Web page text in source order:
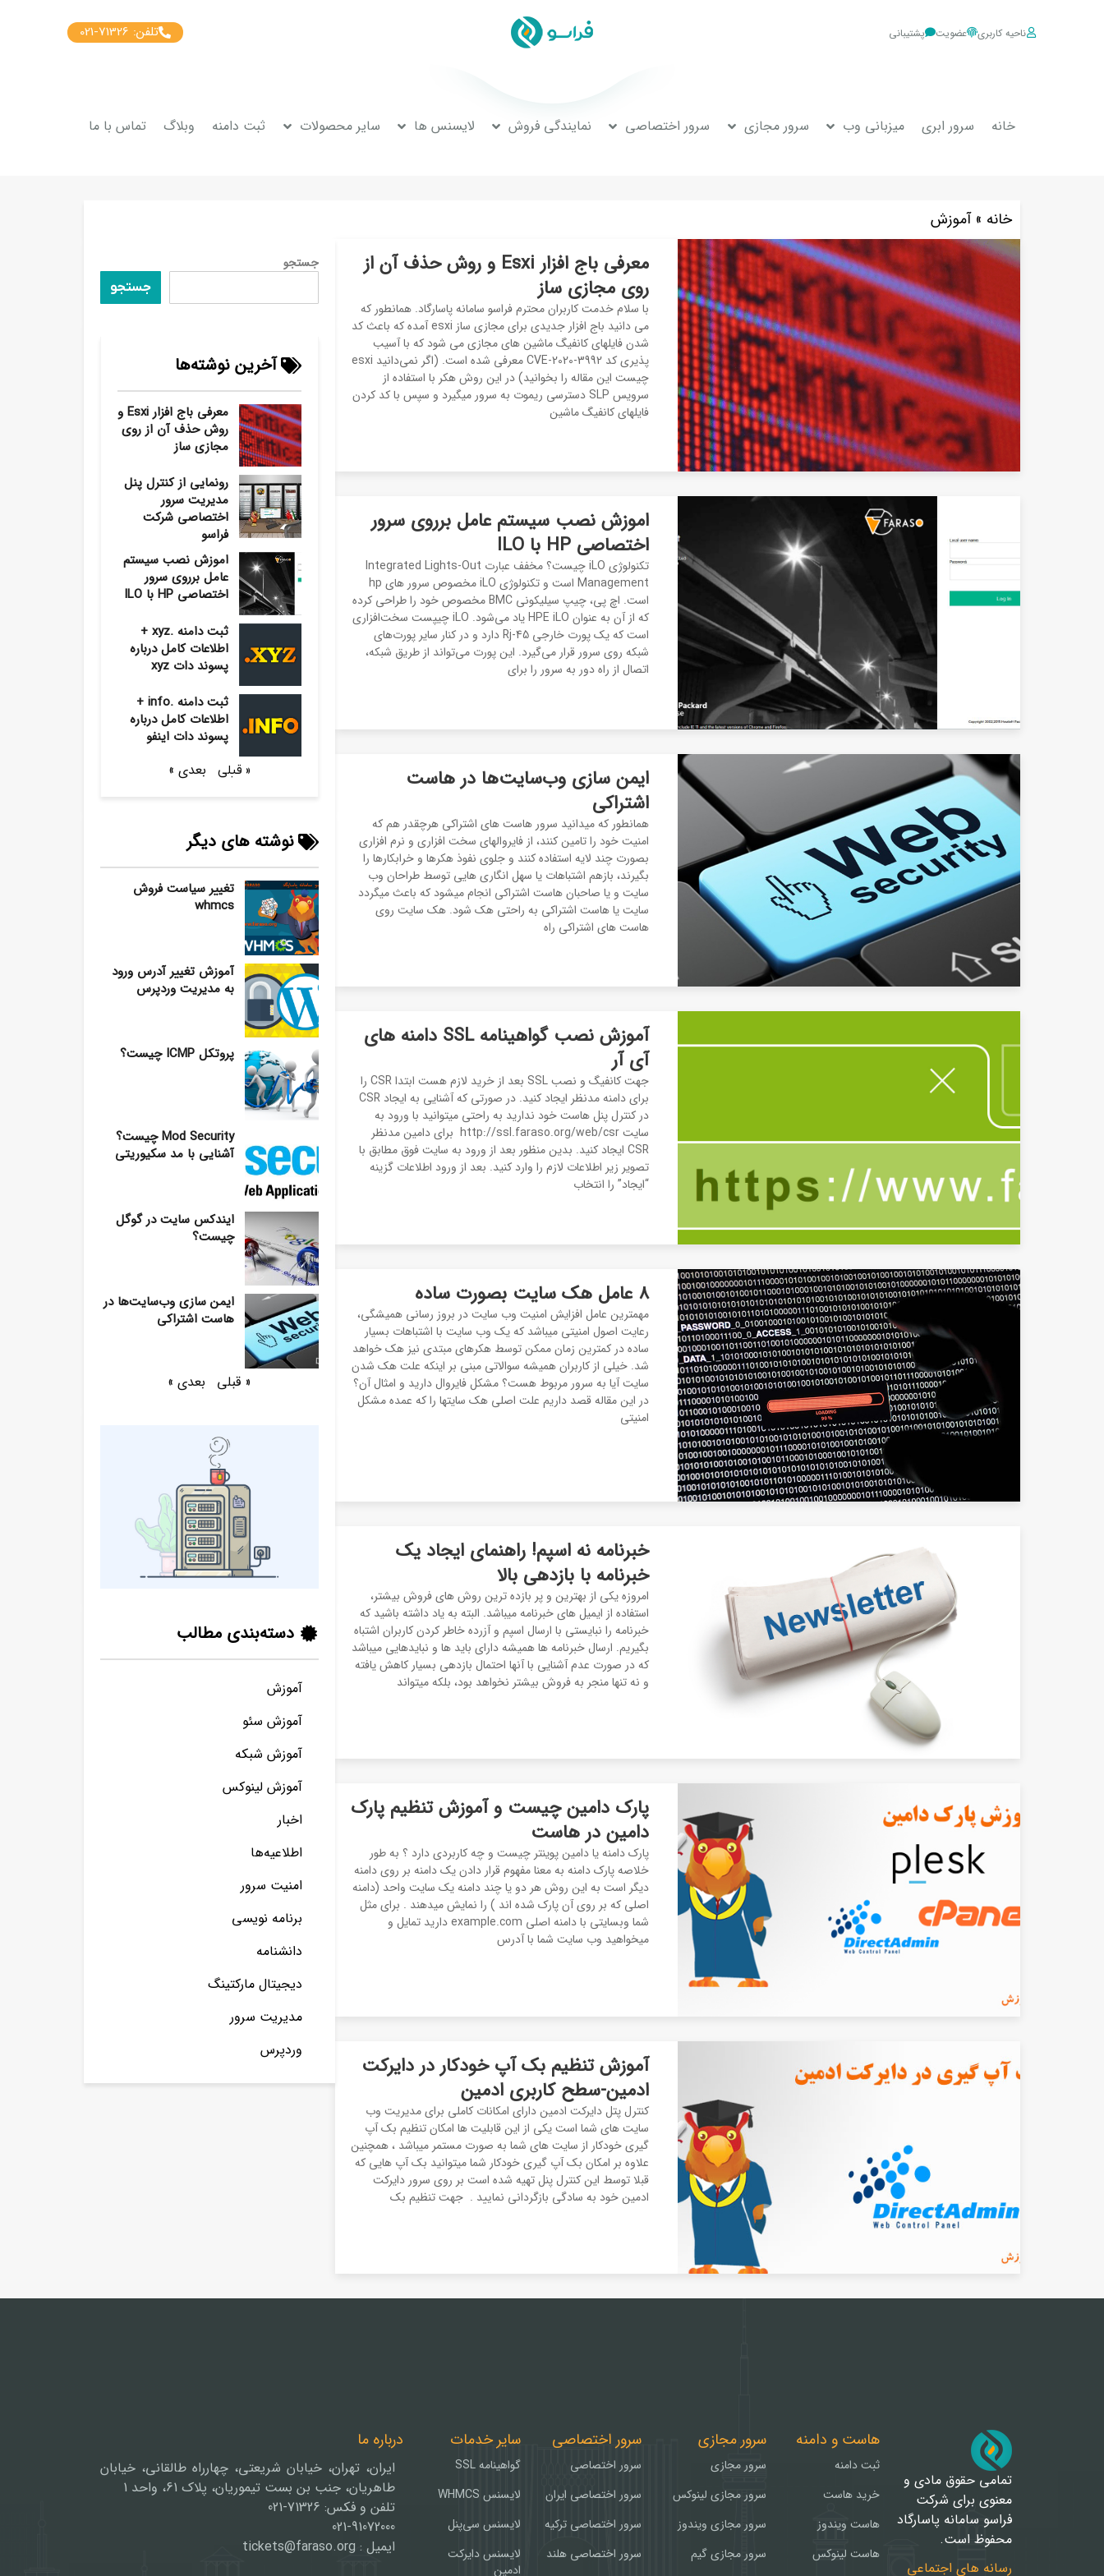
ناحیه کاربری عضویت پشتیبانی تلفن: 71326-021
خانه سرور ابری میزبانی وب سرور مجازی سرور اختصاصی نمایندگی فروش لایسنس ها سایر محصولات ثبت دامنه وبلاگ تماس با ما
خانه »آموزش
معرفی باج افزار Esxi و روش حذف آن از
روی مجازی ساز
با سلام خدمت کاربران محترم فراسو سامانه پاسارگاد. همانطور که
می دانید باج افزار جدیدی برای مجازی ساز esxi آمده که باعث کد
شدن فایلهای کانفیگ ماشین های مجازی می شود که با آسیب
پذیری کد CVE-2020-3992 معرفی شده است. (اگر نمی‌دانید esxi
چیست این مقاله را بخوانید) در این روش هکر با استفاده از
سرویس SLP دسترسی ریموت به سرور میگیرد و سپس با کد کردن
فایلهای کانفیگ ماشین
اموزش نصب سیستم عامل برروی سرور
اختصاصی HP با ILO
تکنولوژی iLO چیست؟ مخفف عبارت Integrated Lights-Out
Management است و تکنولوژی iLO مخصوص سرور های hp
است. اچ پی، چیپ سیلیکونی BMC مخصوص خود را طراحی کرده
که از آن به عنوان HPE iLO یاد می‌شود. iLO چیپست سخت‌افزاری
است که یک پورت خارجی Rj-45 دارد و در کنار سایر پورت‌های
شبکه روی سرور قرار می‌گیرد. این پورت می‌تواند از طریق شبکه،
اتصال از راه دور به سرور را برای
ایمن سازی وب‌سایت‌ها در هاست
اشتراکی
همانطور که میدانید سرور هاست های اشتراکی هرچقدر هم که
امنیت خود را تامین کنند، از فایروالهای سخت افزاری و نرم افزاری
بصورت چند لایه استفاده کنند و جلوی نفوذ هکرها و خرابکارها را
بگیرند، بازهم اشتباهات یا سهل انگاری هایی توسط طراحان وب
سایت و یا صاحبان هاست اشتراکی انجام میشود که باعث میگردد
سایت یا هاست اشتراکی به راحتی هک شود. هک سایت روی
هاست های اشتراکی راه
آموزش نصب گواهینامه SSL دامنه های
آی آر
جهت کانفیگ و نصب SSL بعد از خرید لازم هست ابتدا CSR را
برای دامنه مدنظر ایجاد کنید. در صورتی که آشنایی به ایجاد CSR
در کنترل پنل هاست خود ندارید به راحتی میتوانید با ورود به
سایت http://ssl.faraso.org/web/csr برای دامین مدنظر
CSR ایجاد کنید. بدین منظور بعد از ورود به سایت فوق مطابق با
تصویر زیر اطلاعات لازم را وارد کنید. بعد از ورود اطلاعات گزینه
“ایجاد” را انتخاب
8 عامل هک سایت بصورت ساده
مهمترین عامل افزایش امنیت وب سایت در بروز رسانی همیشگی،
رعایت اصول امنیتی میباشد که یک وب سایت با اشتباهات بسیار
ساده در کمترین زمان ممکن توسط هکرهای مبتدی نیز هک خواهد
شد. خیلی از کاربران همیشه سوالاتی مبنی بر اینکه علت هک شدن
سایت آیا به سرور مربوط هست؟ مشکل فایروال دارید و امثال آن؟
در این مقاله قصد داریم علت اصلی هک سایتها را که عمده مشکل
امنیتی
خبرنامه نه اسپم! راهنمای ایجاد یک
خبرنامه با بازدهی بالا
امروزه یکی از بهترین و پر بازده ترین روش های فروش بیشتر،
استفاده از ایمیل های خبرنامه میباشد. البته به یاد داشته باشید که
خبرنامه را نبایستی با ارسال اسپم و آزرده خاطر کردن کاربران اشتباه
بگیریم. ارسال خبرنامه ها همیشه دارای باید ها و نبایدهایی میباشد
که در صورت عدم آشنایی با آنها احتمال بازدهی بسیار کاهش یافته
و نه تنها منجر به فروش بیشتر نخواهد بود، بلکه میتواند
پارک دامین چیست و آموزش تنظیم پارک
دامین در هاست
پارک دامنه یا دامین پوینتر چیست و چه کاربردی دارد ؟ به طور
خلاصه پارک دامنه به معنا مفهوم قرار دادن یک دامنه بر روی دامنه
دیگر است به این روش هر دو یا چند دامنه یک سایت واحد (دامنه
اصلی که بر روی آن پارک شده اند ) را نمایش میدهند . برای مثل
شما وبسایتی با دامنه اصلی example.com دارید تمایل و
میخواهید وب سایت شما با آدرس
آموزش تنظیم بک آپ خودکار در دایرکت
ادمین-سطح کاربری ادمین
کنترل پتل دایرکت ادمین دارای امکانات کاملی برای مدیریت وب
سایت های شما است یکی از این قابلیت ها امکان تنظیم بک آپ
گیری خودکار از سایت های شما به صورت مستمر میباشد ، همچنین
علاوه بر امکان بک آپ گیری خودکار شما میتوانید بک آپ هایی که
قبلا توسط این کنترل پنل تهیه شده است بر روی سرور دایرکت
ادمین خود به سادگی بازگردانی نمایید . جهت تنظیم بک
جستجو
جستجو
آخرین نوشته‌ها
معرفی باج افزار Esxi و
روش حذف آن از روی
مجازی ساز
رونمایی از کنترل پنل
مدیریت سرور
اختصاصی شرکت
فراسو
اموزش نصب سیستم
عامل برروی سرور
اختصاصی HP با ILO
ثبت دامنه .xyz +
اطلاعات کامل درباره
پسوند دات xyz
ثبت دامنه .info +
اطلاعات کامل درباره
پسوند دات اینفو
« قبلی بعدی »
نوشته های دیگر
تغییر سیاست فروش
whmcs
آموزش تغییر آدرس ورود
به مدیریت وردپرس
پروتکل ICMP چیست؟
Mod Security چیست؟
آشنایی با مد سکیوریتی
ایندکس سایت در گوگل
چیست؟
ایمن سازی وب‌سایت‌ها در
هاست اشتراکی
« قبلی بعدی »
دسته‌بندی مطالب
آموزش
آموزش سئو
آموزش شبکه
آموزش لینوکس
اخبار
اطلاعیه‌ها
امنیت سرور
برنامه نویسی
دانشنامه
دیجیتال مارکتینگ
مدیریت سرور
وردپرس
تمامی حقوق مادی و
معنوی برای شرکت
فراسو سامانه پاسارگاد
محفوظ است.
رسانه های اجتماعی
هاست و دامنه
ثبت دامنه
خرید هاست
هاست ویندوز
هاست لینوکس
سرور مجازی
سرور مجازی
سرور مجازی لینوکس
سرور مجازی ویندوز
سرور مجازی گیم
سرور اختصاصی
سرور اختصاصی
سرور اختصاصی ایران
سرور اختصاصی ترکیه
سرور اختصاصی هلند
سایر خدمات
گواهینامه SSL
لایسنس WHMCS
لایسنس سی‌پنل
لایسنس دایرکت
ادمین
درباره ما
ایران، تهران، خیابان شریعتی، چهارراه طالقانی، خیابان
طاهریان، جنب بن بست تیموریان، پلاک 61، واحد 1
تلفن و فکس: 71326-021
021-91072000
ایمیل : tickets@faraso.org